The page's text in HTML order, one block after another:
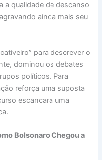
a qualidade de descanso
ainda mais seu
para descrever o
dominou os debates
políticos. Para
reforça uma suposta
escancara uma
Bolsonaro Chegou a